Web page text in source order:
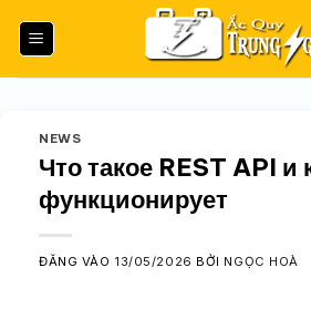
qua
NEWS
Что такое REST API и
функционирует
ĐĂNG VÀO 13/05/2026 BỞI NGỌC HOÀ